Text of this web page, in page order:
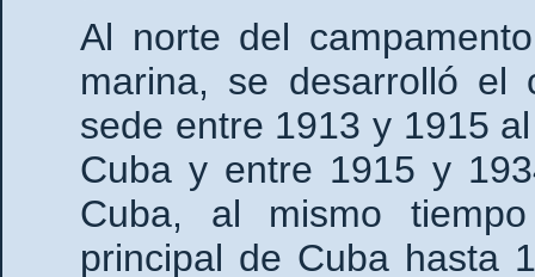
Al norte del
marina, se desarrolló el
sede entre 1913 y 1915
Cuba y entre 1915 y
Cuba, al mismo
principal de Cuba hasta